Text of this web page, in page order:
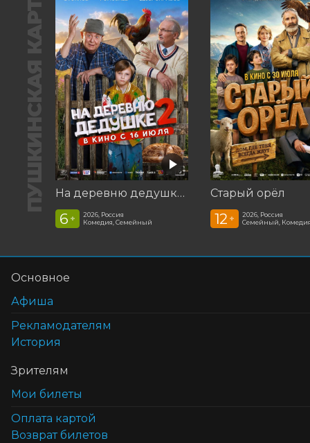
ПУШКИНСКАЯ КАРТА На деревню дедушке 2
6 +
2026, Россия
Комедия, Семейный
Старый орёл
12 +
2026, Россия
Семейный,
Основное
Афиша
Рекламодателям
История
Зрителям
Мои билеты
Оплата картой
Возврат билетов